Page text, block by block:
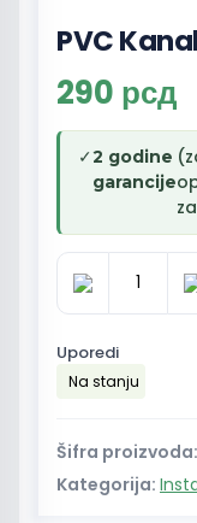
PVC
290 рсд
✓2 godine
garancije
PVC
Kanalica
40x40
količina
Uporedi
Na stanju
Šifra proizvoda:
Kategorija: